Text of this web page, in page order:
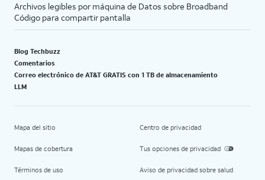
Archivos legibles por máquina de Datos sobre Broadband
Código para compartir pantalla
Blog Techbuzz
Comentarios
Correo electrónico de AT&T GRATIS con 1 TB de almacenamiento
LLM
Mapa del sitio
Mapas de cobertura
Términos de uso
Centro de privacidad
Tus opciones de privacidad
Aviso de privacidad sobre salud